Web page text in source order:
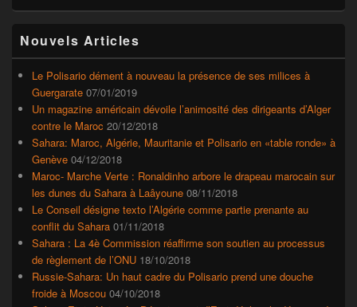
principale
de
widget
barre
latérale
Nouvels Articles
Le Polisario dément à nouveau la présence de ses milices à
Guergarate 07/01/2019
Un magazine américain dévoile l’animosité des dirigeants d’Alger
contre le Maroc 20/12/2018
Sahara: Maroc, Algérie, Mauritanie et Polisario en «table ronde» à
Genève 04/12/2018
Maroc- Marche Verte : Ronaldinho arbore le drapeau marocain sur
les dunes du Sahara à Laâyoune 08/11/2018
Le Conseil désigne texto l’Algérie comme partie prenante au
conflit du Sahara 01/11/2018
Sahara : La 4è Commission réaffirme son soutien au processus
de règlement de l’ONU 18/10/2018
Russie-Sahara: Un haut cadre du Polisario prend une douche
froide à Moscou 04/10/2018